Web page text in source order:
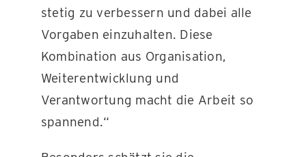
stetig zu verbessern und dabei alle
Vorgaben einzuhalten. Diese
Kombination aus Organisation,
Weiterentwicklung und
Verantwortung macht die Arbeit so
spannend.“